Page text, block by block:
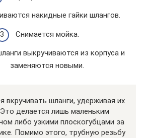
накидные гайки шлангов.
Снимается мойка.
выкручиваются из корпуса и
заменяются новыми.
вкручивать шланги, удерживая их
Это делается лишь маленьким
либо узкими плоскогубцами за
Помимо этого, трубную резьбу